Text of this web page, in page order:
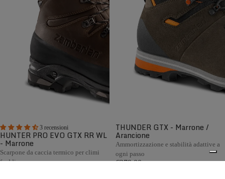
3 recensioni
HUNTER PRO EVO GTX RR WL
- Marrone
Scarpone da caccia termico per climi
freddi
THUNDER GTX - Marrone /
Arancione
Ammortizzazione e stabilità adattive a
ogni passo
€279,00